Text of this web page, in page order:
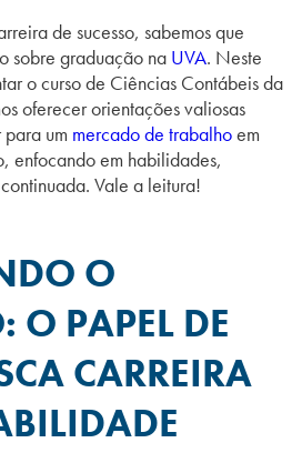
de sucesso, sabemos que
sobre graduação na UVA. Neste
o curso de Ciências Contábeis da
oferecer orientações valiosas
um mercado de trabalhoem
enfocando em habilidades,
Vale a leitura!
O
O PAPEL DE
CARREIRA